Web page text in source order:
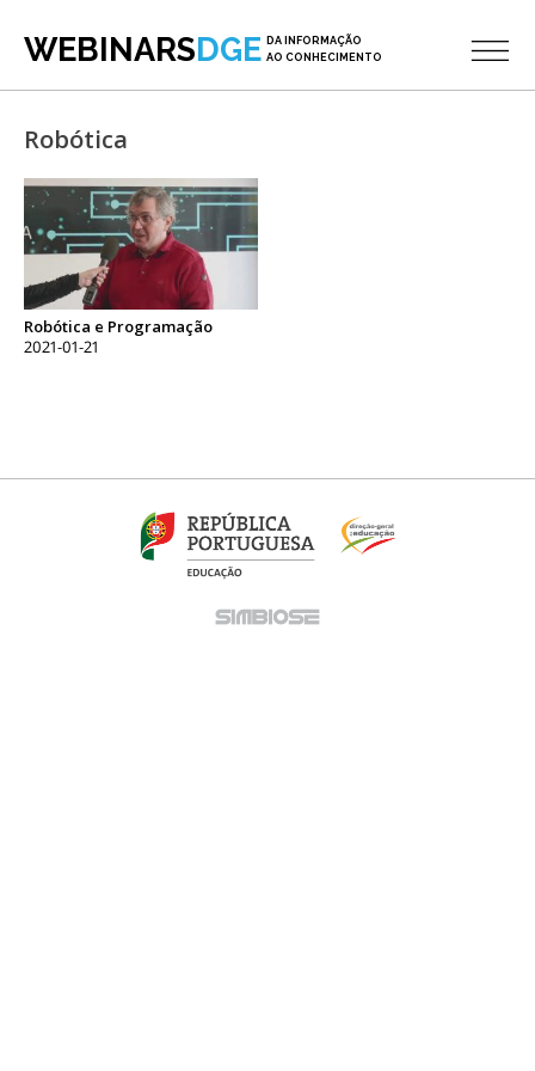
WEBINARSDGE DA INFORMAÇÃO
AO CONHECIMENTO
Robótica
Robótica e Programação
2021-01-21